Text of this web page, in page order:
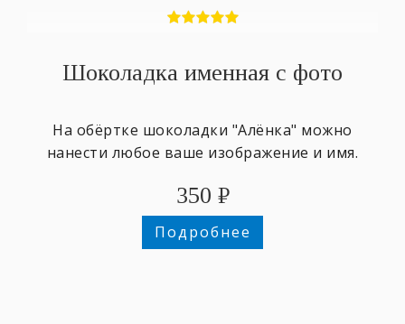
Шоколадка именная с фото
На обёртке шоколадки "Алёнка" можно
нанести любое ваше изображение и имя.
350 ₽
Подробнее